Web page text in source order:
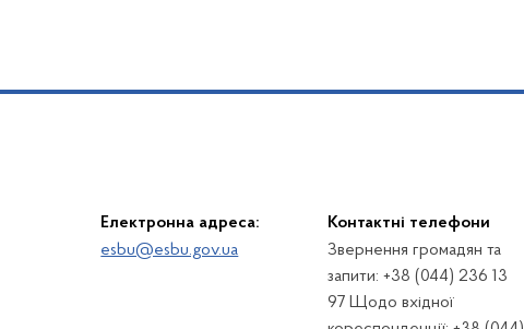
Електронна адреса:
esbu@esbu.gov.ua
Контактні телефони
Звернення громадян та
запити: +38 (044) 236 13
97 Щодо вхідної